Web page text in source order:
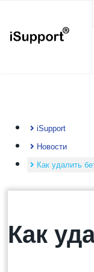
iSupport
Новости
Как удалить
Как